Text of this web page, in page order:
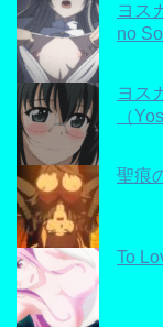
ヨス
no
ヨス
（
聖痕
To